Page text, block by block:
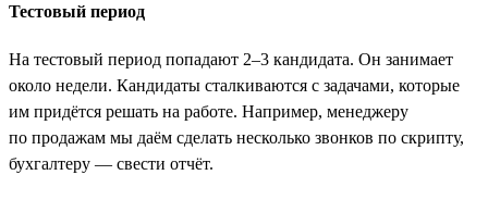
Тестовый период
На тестовый период попадают 2–3 кандидата. Он занимает
около недели. Кандидаты сталкиваются с задачами, которые
им придётся решать на работе. Например, менеджеру
по продажам мы даём сделать несколько звонков по скрипту,
бухгалтеру — свести отчёт.